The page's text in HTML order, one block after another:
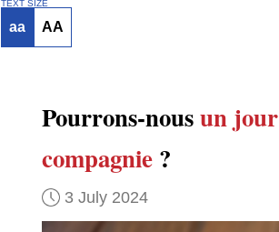
TEXT SIZE
aa AA
Pourrons-nousun jour
compagnie ?
3 July 2024